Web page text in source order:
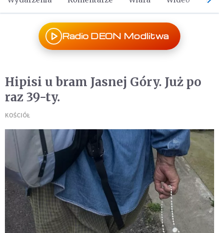
Radio DEON Modlitwa
Hipisi u bram Jasnej Góry. Już po
raz 39-ty.
KOŚCIÓŁ